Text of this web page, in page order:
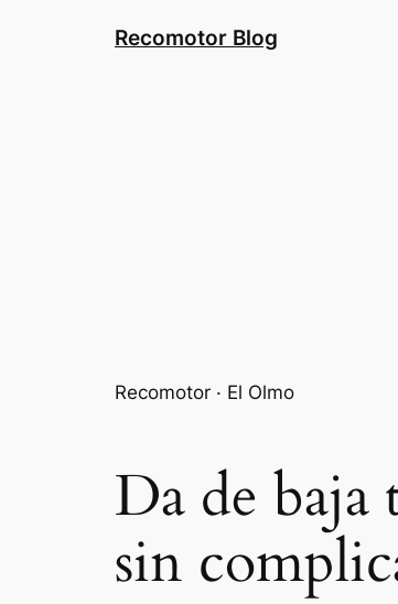
Recomotor Blog
Recomotor · El Olmo
Da de
sin